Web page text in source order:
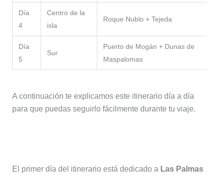
Día
4
Centro de la
isla
Roque Nublo + Tejeda
Día
5
Sur
Puerto de Mogán + Dunas de
Maspalomas
A continuación te explicamos este itinerario día a día
para que puedas seguirlo fácilmente durante tu viaje.
El primer día del itinerario está dedicado a Las Palmas